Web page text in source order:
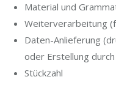
Material und
Weiterverarbeitung
Daten-Anlieferung
oder Erstellung durch
Stückzahl